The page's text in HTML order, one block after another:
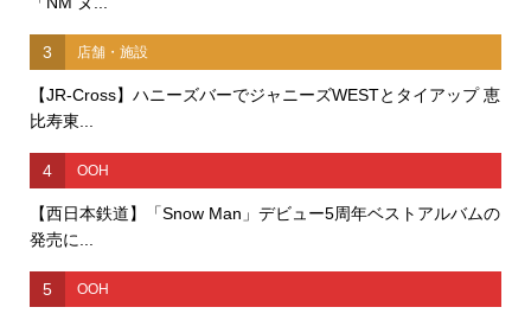
3 店舗・施設
【JR-Cross】ハニーズバーでジャニーズWESTとタイアップ 恵
比寿東...
4 OOH
【西日本鉄道】「Snow Man」デビュー5周年ベストアルバムの
発売に...
5 OOH